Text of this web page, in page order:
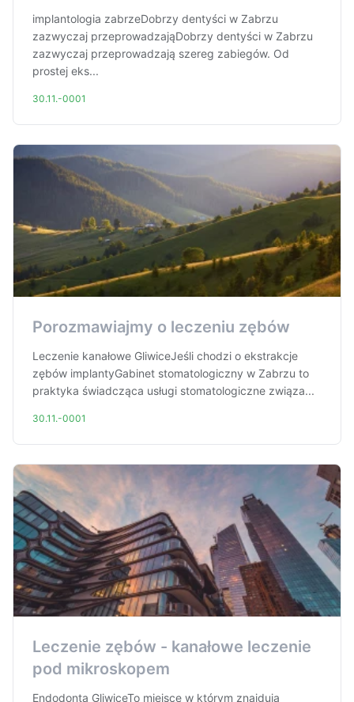
implantologia zabrzeDobrzy dentyści w Zabrzu
zazwyczaj przeprowadzająDobrzy dentyści w Zabrzu
zazwyczaj przeprowadzają szereg zabiegów. Od
prostej eks...
30.11.-0001
Porozmawiajmy o leczeniu zębów
Leczenie kanałowe GliwiceJeśli chodzi o ekstrakcje
zębów implantyGabinet stomatologiczny w Zabrzu to
praktyka świadcząca usługi stomatologiczne związa...
30.11.-0001
Leczenie zębów - kanałowe leczenie
pod mikroskopem
Endodonta GliwiceTo miejsce w którym znajdują